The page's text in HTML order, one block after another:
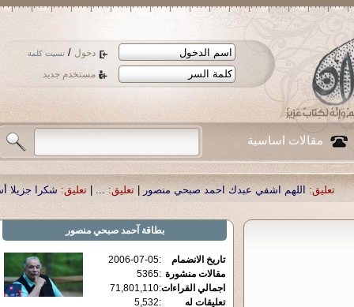
دخول / نسيت كلمة
مستخدم جديد
مقالات اساسية
اشفي عبدك احمد صبحي منصور| تعليق: ...
|تعليق: شكرا جزيلا أستاذ حمد
بطاقة آحمد صبحي منصور
تاريخ الانضمام :
2006-07-05
مقالات منشورة :
5365
اجمالي القراءات:
71,801,110
تعليقات له
:
5,532